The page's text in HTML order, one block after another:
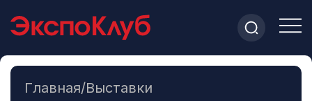
Главная/Выставки